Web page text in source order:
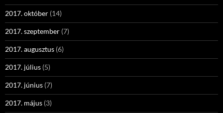
2017. október (14)
2017. szeptember (7)
2017. augusztus (6)
2017. július (5)
2017. június (7)
2017. május (3)